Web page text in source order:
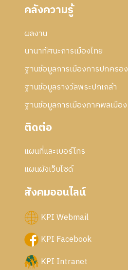
คลังความรู้
ผลงาน
นานาทัศนะการเมืองไทย
ฐานข้อมูลการเมืองการปกครอง
ฐานข้อมูลรางวัลพระปกเกล้า
ฐานข้อมูลการเมืองภาคพลเมือง
ติดต่อ
แผนที่และเบอร์โทร
แผนผังเว็บไซด์
สังคมออนไลน์
KPI Webmail
KPI Facebook
KPI Intranet